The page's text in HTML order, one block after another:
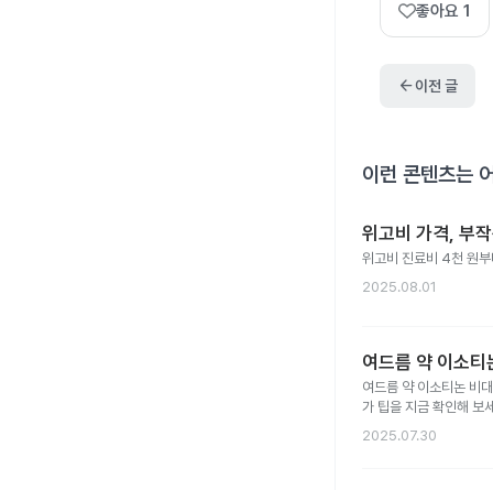
좋아요 1
arrow_back이전 글
이런 콘텐츠는
위고비 가격, 부
위고비 진료비 4천 원
2025.08.01
여드름 약 이소
여드름 약 이소티논 비
가 팁을 지금 확인해 보
2025.07.30